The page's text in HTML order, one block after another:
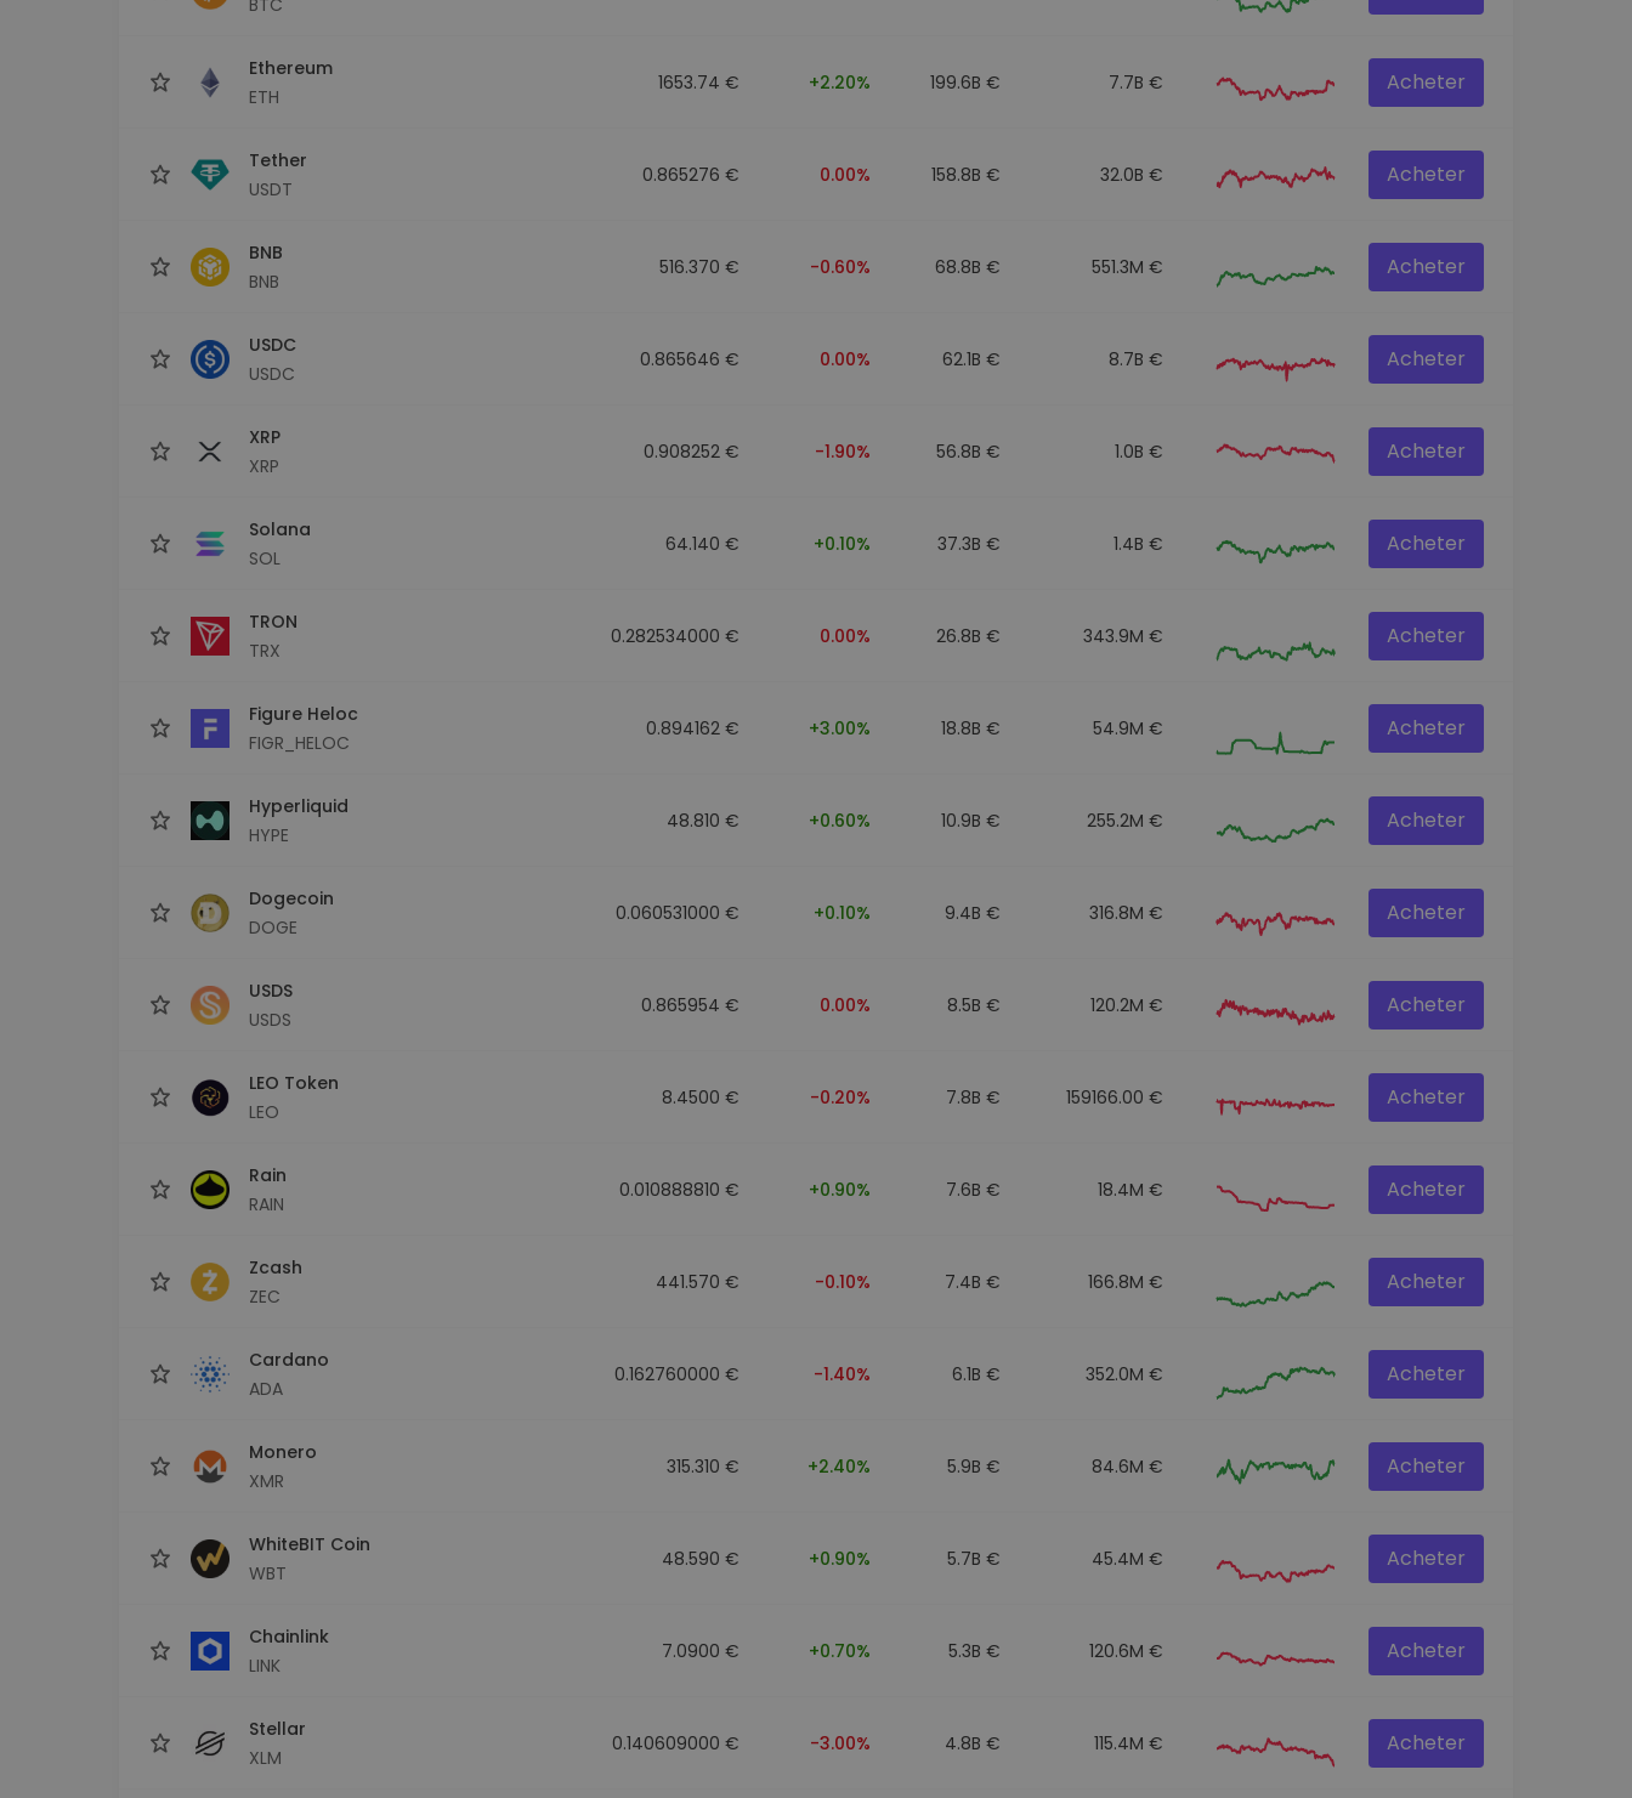
Ethereum
ETH
1653.74 € +2.20% 199.6B € 7.7B € Acheter
Tether
USDT
0.865276 € 0.00% 158.8B € 32.0B € Acheter
BNB
BNB
516.370 € -0.60% 68.8B € 551.3M € Acheter
USDC
USDC
0.865646 € 0.00% 62.1B € 8.7B € Acheter
XRP
XRP
0.908252 € -1.90% 56.8B € 1.0B € Acheter
Solana
SOL
64.140 € +0.10% 37.3B € 1.4B € Acheter
TRON
TRX
0.282534000 € 0.00% 26.8B € 343.9M € Acheter
Figure Heloc
FIGR_HELOC
0.894162 € +3.00% 18.8B € 54.9M € Acheter
Hyperliquid
HYPE
48.810 € +0.60% 10.9B € 255.2M € Acheter
Dogecoin
DOGE
0.060531000 € +0.10% 9.4B € 316.8M € Acheter
USDS
USDS
0.865954 € 0.00% 8.5B € 120.2M € Acheter
LEO Token
LEO
8.4500 € -0.20% 7.8B € 159166.00 € Acheter
Rain
RAIN
0.010888810 € +0.90% 7.6B € 18.4M € Acheter
Zcash
ZEC
441.570 € -0.10% 7.4B € 166.8M € Acheter
Cardano
ADA
0.162760000 € -1.40% 6.1B € 352.0M € Acheter
Monero
XMR
315.310 € +2.40% 5.9B € 84.6M € Acheter
WhiteBIT Coin
WBT
48.590 € +0.90% 5.7B € 45.4M € Acheter
Chainlink
LINK
7.0900 € +0.70% 5.3B € 120.6M € Acheter
Stellar
XLM
0.140609000 € -3.00% 4.8B € 115.4M € Acheter